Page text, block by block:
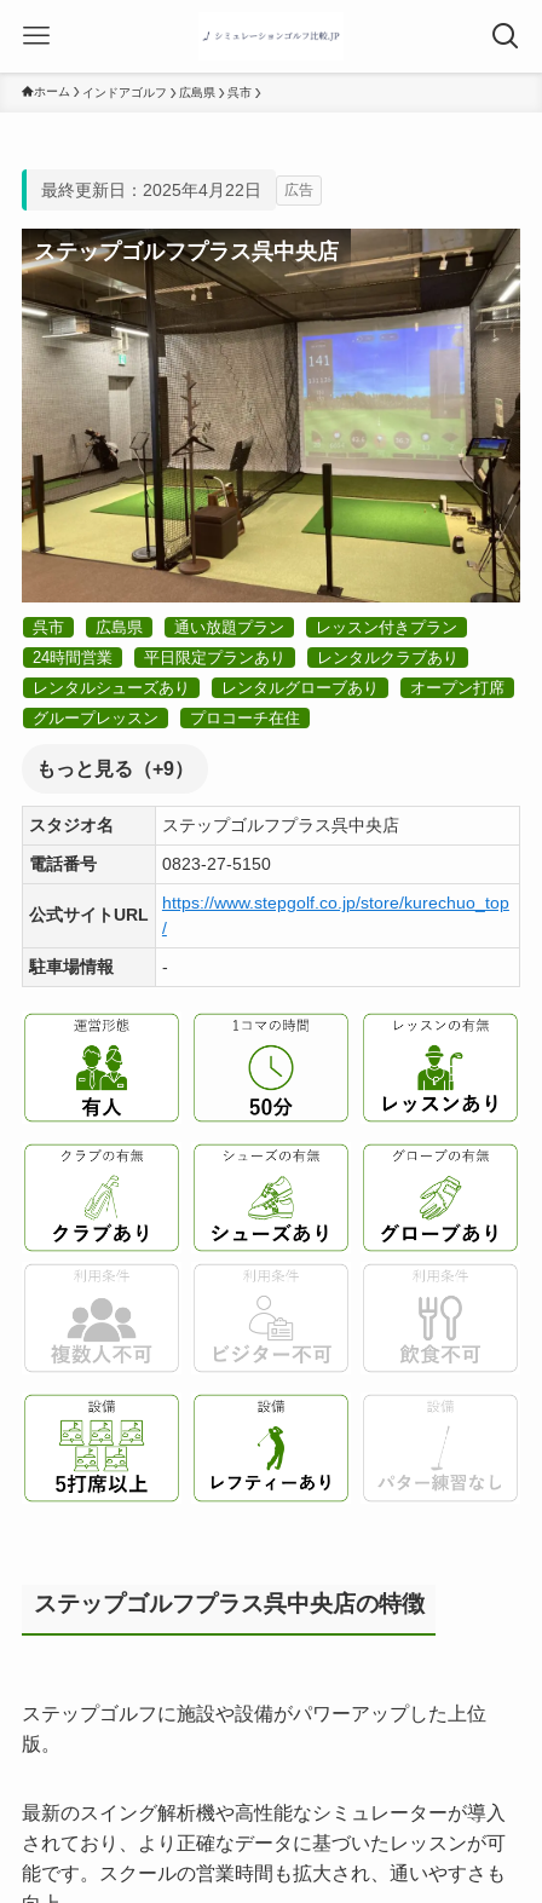
ホーム インドアゴルフ 広島県 呉市
最終更新日：2025年4月22日 広告
ステップゴルフプラス呉中央店
呉市 広島県 通い放題プラン
レッスン付きプラン
24時間営業
平日限定プランあり
レンタルクラブあり
レンタルシューズあり
レンタルグローブあり
オープン打席
グループレッスン
プロコーチ在住
もっと見る（+9）
スタジオ名 ステップゴルフプラス呉中央店
電話番号 0823-27-5150
公式サイトURL
https://www.stepgolf.co.jp/store/kurechuo_top
/
駐車場情報 -
ステップゴルフプラス呉中央店の特徴
ステップゴルフに施設や設備がパワーアップした上位
版。
最新のスイング解析機や高性能なシミュレーターが導入
されており、より正確なデータに基づいたレッスンが可
能です。スクールの営業時間も拡大され、通いやすさも